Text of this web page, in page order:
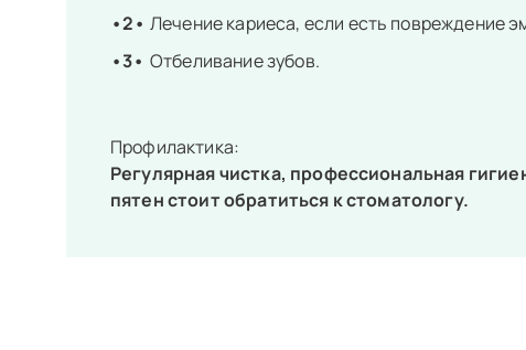
Лечение кариеса, если есть повреждение
Отбеливание зубов.
Профилактика:
Регулярная чистка, профессиональная
пятен стоит обратиться к стоматологу.